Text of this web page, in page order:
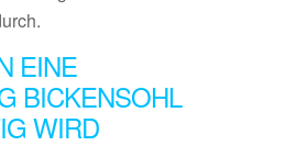
EINE
BICKENSOHL
WIRD